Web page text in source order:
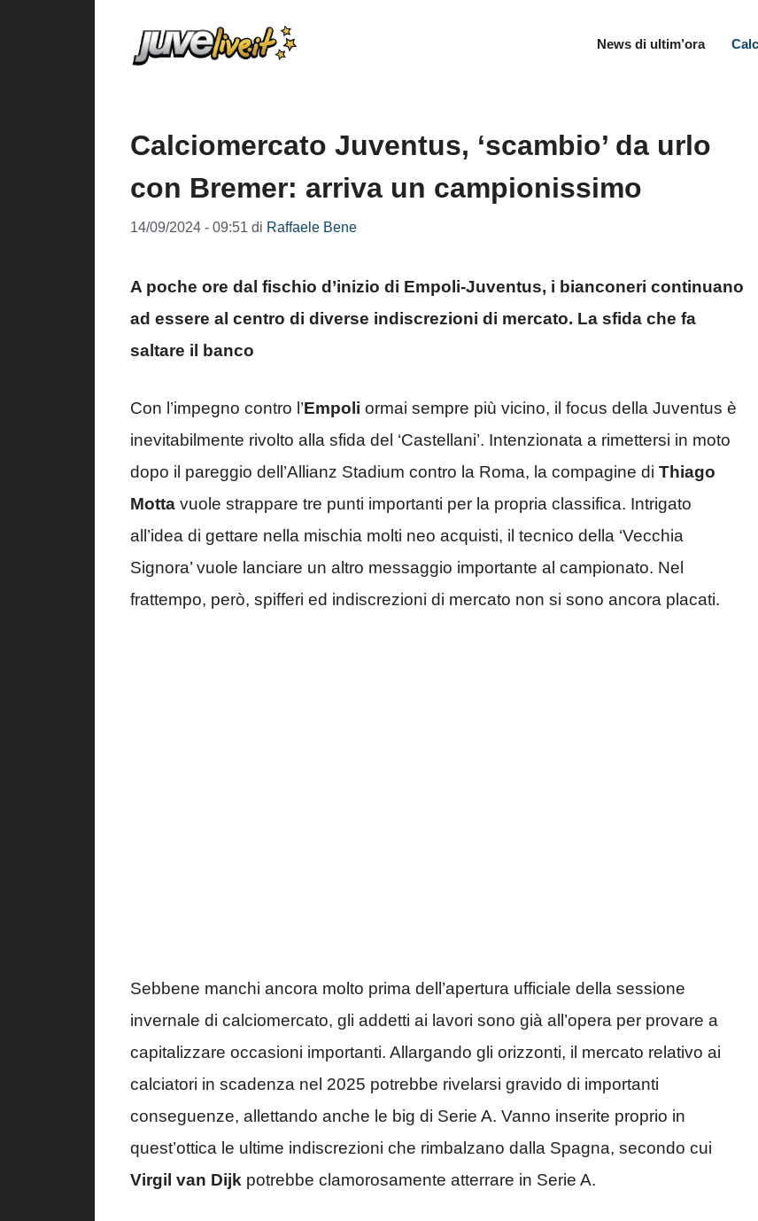
News di ultim’ora
Calciomercato Juventus, ‘scambio’ da urlo
con Bremer: arriva un campionissimo
14/09/2024 - 09:51 di Raffaele Bene
A poche ore dal fischio d’inizio di Empoli-Juventus, i bianconeri continuano
ad essere al centro di diverse indiscrezioni di mercato. La sfida che fa
saltare il banco
Con l’impegno contro l’Empoli ormai sempre più vicino, il focus della Juventus è
inevitabilmente rivolto alla sfida del ‘Castellani’. Intenzionata a rimettersi in moto
dopo il pareggio dell’Allianz Stadium contro la Roma, la compagine di Thiago
Motta vuole strappare tre punti importanti per la propria classifica. Intrigato
all’idea di gettare nella mischia molti neo acquisti, il tecnico della ‘Vecchia
Signora’ vuole lanciare un altro messaggio importante al campionato. Nel
frattempo, però, spifferi ed indiscrezioni di mercato non si sono ancora placati.
Sebbene manchi ancora molto prima dell’apertura ufficiale della sessione
invernale di calciomercato, gli addetti ai lavori sono già all’opera per provare a
capitalizzare occasioni importanti. Allargando gli orizzonti, il mercato relativo ai
calciatori in scadenza nel 2025 potrebbe rivelarsi gravido di importanti
conseguenze, allettando anche le big di Serie A. Vanno inserite proprio in
quest’ottica le ultime indiscrezioni che rimbalzano dalla Spagna, secondo cui
Virgil van Dijk potrebbe clamorosamente atterrare in Serie A.